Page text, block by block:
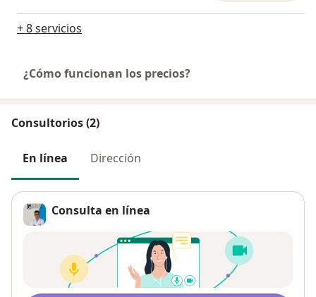
+ 8 servicios
¿Cómo funcionan los precios?
Consultorios (2)
En línea Dirección
Consulta en línea